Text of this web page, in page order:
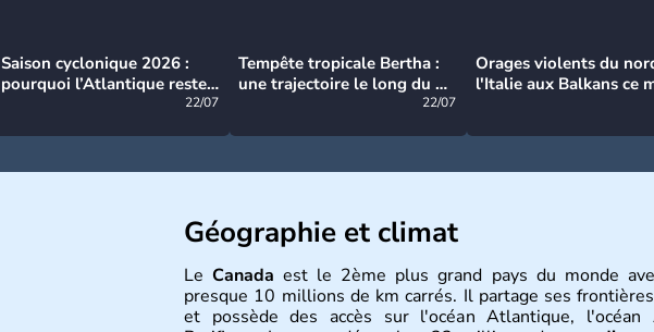
Saison cyclonique 2026 :
pourquoi l’Atlantique reste
22/07
Tempête tropicale Bertha :
une trajectoire le long du du
22/07
Orages violents du
l'Italie aux Balkans ce
Géographie et climat
LeCanada est le 2ème plus grand pays du monde
presque 10 millions de km carrés. Il partage ses
et possède des accès sur l'océan Atlantique, l'océan